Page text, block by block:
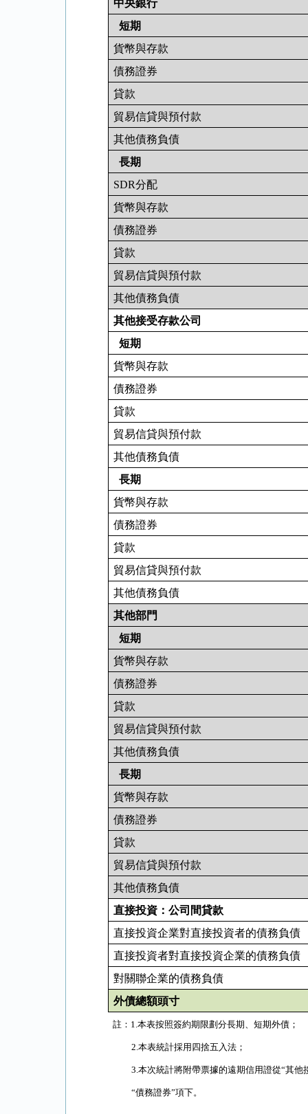
中央銀行
短期
貨幣與存款
債務證券
貸款
貿易信貸與預付款
其他債務負債
長期
SDR分配
貨幣與存款
債務證券
貸款
貿易信貸與預付款
其他債務負債
其他接受存款公司
短期
貨幣與存款
債務證券
貸款
貿易信貸與預付款
其他債務負債
長期
貨幣與存款
債務證券
貸款
貿易信貸與預付款
其他債務負債
其他部門
短期
貨幣與存款
債務證券
貸款
貿易信貸與預付款
其他債務負債
長期
貨幣與存款
債務證券
貸款
貿易信貸與預付款
其他債務負債
直接投資：公司間貸款
直接投資企業對直接投資者的債務負債
直接投資者對直接投資企業的債務負債
對關聯企業的債務負債
外債總額頭寸
註： 1.本表按照簽約期限劃分長期、短期外債；
2.本表統計採用四捨五入法；
3.本次統計將附帶票據的遠期信用證從“其他
“債務證券”項下。